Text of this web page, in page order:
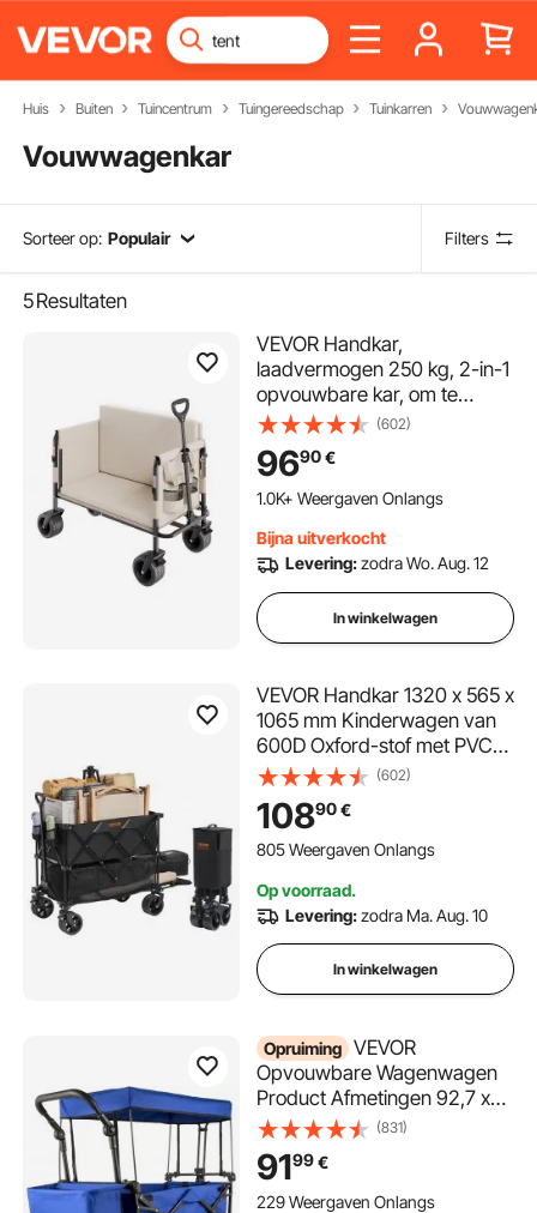
Huis Buiten Tuincentrum Tuingereedschap Tuinkarren
Vouwwagenkar
Sorteer op: Populair Filters
5Resultaten
VEVOR Handkar,
laadvermogen 250 kg, 2-in-1
opvouwbare kar, om te
bouwen tot bank,
multifunctionele kar met
verstelbare handgreep,
buitenkar voor
tuinieren
(602)
9690€
1.0K+ Weergaven Onlangs
Bijna uitverkocht
Levering:zodra Wo. Aug. 12
In winkelwagen
VEVOR Handkar 1320 x 565 x
1065 mm Kinderwagen van
600D Oxford-stof met PVC-
coating Strandkar
waterdicht, UV-bestendig
max. draagvermogen 204 kg
Transportkar Apparatuurkar
(602)
10890€
805 Weergaven Onlangs
Op voorraad.
Levering:zodra Ma. Aug. 10
In winkelwagen
Opruiming VEVOR
Opvouwbare Wagenwagen
Product Afmetingen 92,7 x
54,3 x 98,5 cm
Multifunctioneel Opvouwbare
Tuinwagen Max.
Draagvermogen 100 kg
(831)
9199€
229 Weergaven Onlangs